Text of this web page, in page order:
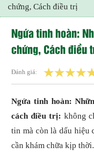
chứng, Cách điều trị
Ngứa tinh hoàn:
chứng, Cách điều
Đánh giá:
Ngứa tinh hoàn:
cách điều trị: không
tin mà còn là dấu hiệu
cần khám chữa kịp thời.